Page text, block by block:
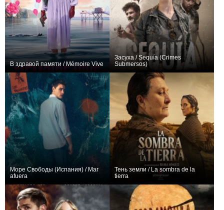
В здравой памяти / Mémoire Vive
Засуха / Sequía (Crimes
Submersos)
Море Свободы (Испания) / Mar
afuera
Тень земли / La sombra de la
tierra